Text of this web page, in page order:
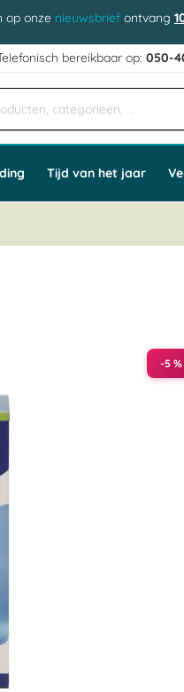
op onze nieuwsbrief ontvang
bereikbaar op:050-
Tijd van het jaar
-5 %